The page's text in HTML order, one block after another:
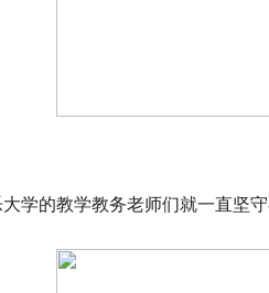
学的教学教务老师们就一直